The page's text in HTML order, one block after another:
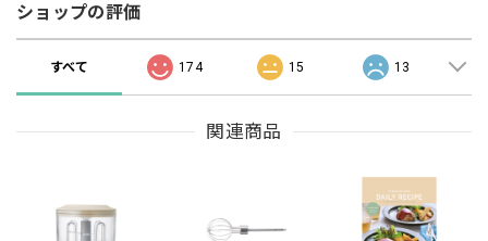
ショップの評価
すべて 174 15 13
関連商品